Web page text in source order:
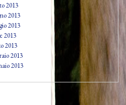
2013
2013
2013
2013
2013
2013
2013